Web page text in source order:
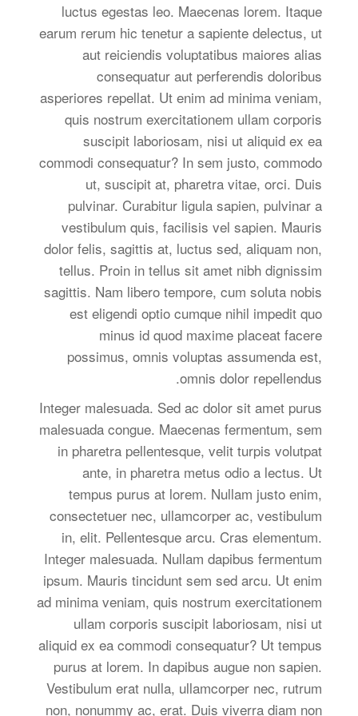
luctus egestas leo. Maecenas lorem. Itaque
earum rerum hic tenetur a sapiente delectus, ut
aut reiciendis voluptatibus maiores alias
consequatur aut perferendis doloribus
asperiores repellat. Ut enim ad minima veniam,
quis nostrum exercitationem ullam corporis
suscipit laboriosam, nisi ut aliquid ex ea
commodi consequatur? In sem justo, commodo
ut, suscipit at, pharetra vitae, orci. Duis
pulvinar. Curabitur ligula sapien, pulvinar a
vestibulum quis, facilisis vel sapien. Mauris
dolor felis, sagittis at, luctus sed, aliquam non,
tellus. Proin in tellus sit amet nibh dignissim
sagittis. Nam libero tempore, cum soluta nobis
est eligendi optio cumque nihil impedit quo
minus id quod maxime placeat facere
possimus, omnis voluptas assumenda est,
omnis dolor repellendus.
Integer malesuada. Sed ac dolor sit amet purus
malesuada congue. Maecenas fermentum, sem
in pharetra pellentesque, velit turpis volutpat
ante, in pharetra metus odio a lectus. Ut
tempus purus at lorem. Nullam justo enim,
consectetuer nec, ullamcorper ac, vestibulum
in, elit. Pellentesque arcu. Cras elementum.
Integer malesuada. Nullam dapibus fermentum
ipsum. Mauris tincidunt sem sed arcu. Ut enim
ad minima veniam, quis nostrum exercitationem
ullam corporis suscipit laboriosam, nisi ut
aliquid ex ea commodi consequatur? Ut tempus
purus at lorem. In dapibus augue non sapien.
Vestibulum erat nulla, ullamcorper nec, rutrum
non, nonummy ac, erat. Duis viverra diam non